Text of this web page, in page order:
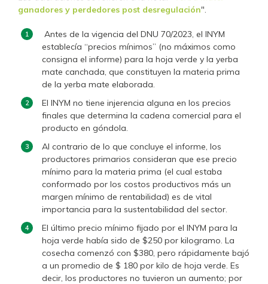
ganadores y perdedores post desregulación".
Antes de la vigencia del DNU 70/2023, el INYM
establecía “precios mínimos” (no máximos como
consigna el informe) para la hoja verde y la yerba
mate canchada, que constituyen la materia prima
de la yerba mate elaborada.
El INYM no tiene injerencia alguna en los precios
finales que determina la cadena comercial para el
producto en góndola.
Al contrario de lo que concluye el informe, los
productores primarios consideran que ese precio
mínimo para la materia prima (el cual estaba
conformado por los costos productivos más un
margen mínimo de rentabilidad) es de vital
importancia para la sustentabilidad del sector.
El último precio mínimo fijado por el INYM para la
hoja verde había sido de $250 por kilogramo. La
cosecha comenzó con $380, pero rápidamente bajó
a un promedio de $ 180 por kilo de hoja verde. Es
decir, los productores no tuvieron un aumento; por